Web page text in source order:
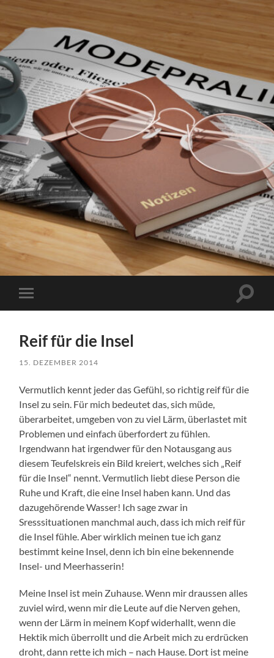
Mobile-
Menü
Reif für die Insel
15. DEZEMBER 2014
Vermutlich kennt jeder das Gefühl, so richtig reif für die
Insel zu sein. Für mich bedeutet das, sich müde,
überarbeitet, umgeben von zu viel Lärm, überlastet mit
Problemen und einfach überfordert zu fühlen.
Irgendwann hat irgendwer für den Notausgang aus
diesem Teufelskreis ein Bild kreiert, welches sich „Reif
für die Insel“ nennt. Vermutlich liebt diese Person die
Ruhe und Kraft, die eine Insel haben kann. Und das
dazugehörende Wasser! Ich sage zwar in
Sresssituationen manchmal auch, dass ich mich reif für
die Insel fühle. Aber wirklich meinen tue ich ganz
bestimmt keine Insel, denn ich bin eine bekennende
Insel- und Meerhasserin!
Meine Insel ist mein Zuhause. Wenn mir draussen alles
zuviel wird, wenn mir die Leute auf die Nerven gehen,
wenn der Lärm in meinem Kopf widerhallt, wenn die
Hektik mich überrollt und die Arbeit mich zu erdrücken
droht, dann rette ich mich – nach Hause. Dort ist meine